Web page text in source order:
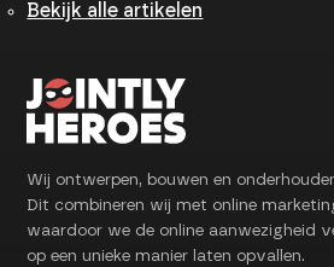
Wij ontwerpen, bouwen en
Dit combineren wij met online
waardoor we de online aanwezigheid
op een unieke manier laten opvallen.
Bekijk alle artikelen